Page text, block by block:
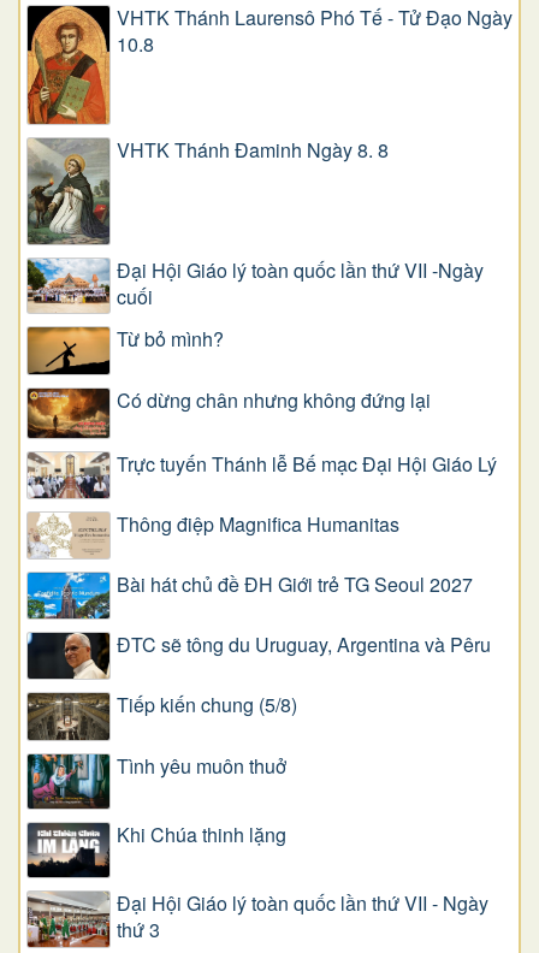
VHTK Thánh Laurensô Phó Tế - Tử Đạo Ngày
10.8
VHTK Thánh Đaminh Ngày 8. 8
Đại Hội Giáo lý toàn quốc lần thứ VII -Ngày
cuối
Từ bỏ mình?
Có dừng chân nhưng không đứng lại
Trực tuyến Thánh lễ Bế mạc Đại Hội Giáo Lý
Thông điệp Magnifica Humanitas
Bài hát chủ đề ĐH Giới trẻ TG Seoul 2027
ĐTC sẽ tông du Uruguay, Argentina và Pêru
Tiếp kiến chung (5/8)
Tình yêu muôn thuở
Khi Chúa thinh lặng
Đại Hội Giáo lý toàn quốc lần thứ VII - Ngày
thứ 3